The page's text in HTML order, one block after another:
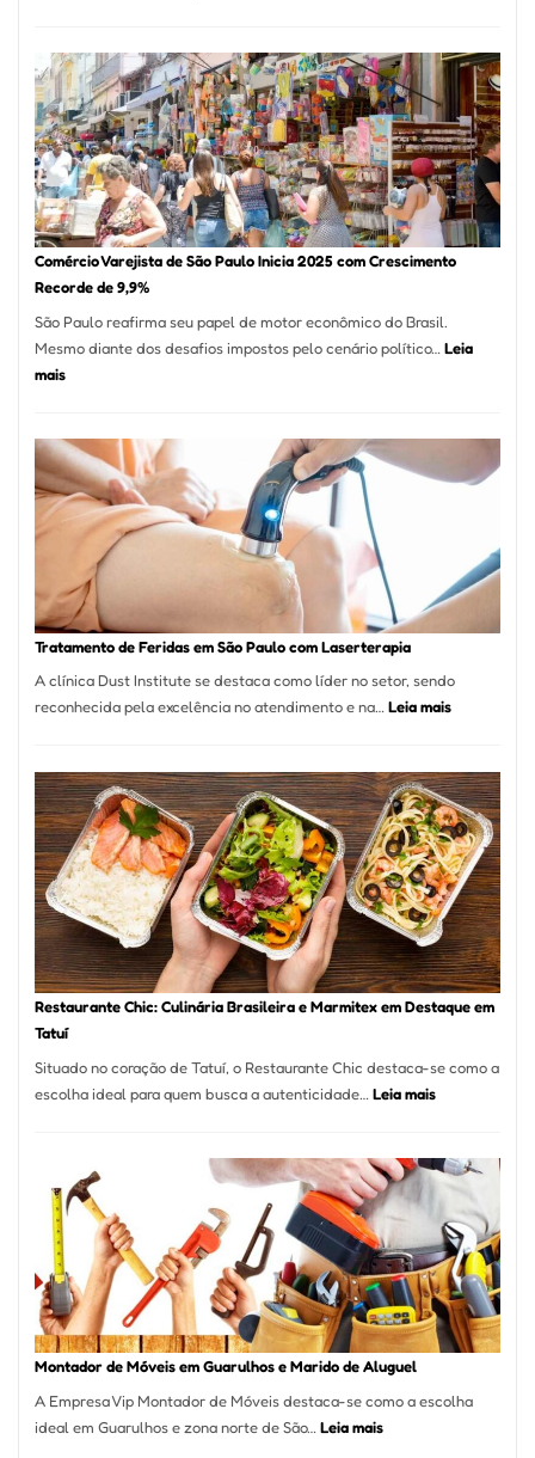
R$
Milhão
com
em
São
Paulo
Comércio Varejista de São Paulo Inicia 2025 com Crescimento
Recorde de 9,9%
São Paulo reafirma seu papel de motor econômico do Brasil.
Mesmo diante dos desafios impostos pelo cenário político… Leia
mais:
de
São
Paulo
Inicia
2025
com
Crescimento
Recorde
9,9%
Tratamento de Feridas em São Paulo com Laserterapia
A clínica Dust Institute se destaca como líder no setor, sendo
reconhecida pela excelência no atendimento e na…Leia mais:
Feridas
em
São
Paulo
com
Restaurante Chic: Culinária Brasileira e Marmitex em Destaque em
Tatuí
Situado no coração de Tatuí, o Restaurante Chic destaca-se como a
escolha ideal para quem busca a autenticidade… Leia mais:
Culinária
Brasileira
e
Marmitex
em
Destaque
em
Tatuí
Montador de Móveis em Guarulhos e Marido de Aluguel
A Empresa Vip Montador de Móveis destaca-se como a escolha
ideal em Guarulhos e zona norte de São… Leia mais: